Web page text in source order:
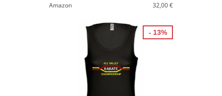
Amazon
32,00 €
- 13%